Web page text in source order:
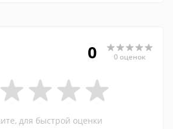
0 0 оценок
для быстрой оценки